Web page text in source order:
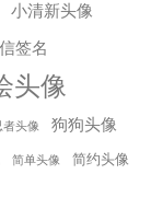
小清新头像
签名
头像
者头像 狗狗头像
简单头像 简约头像